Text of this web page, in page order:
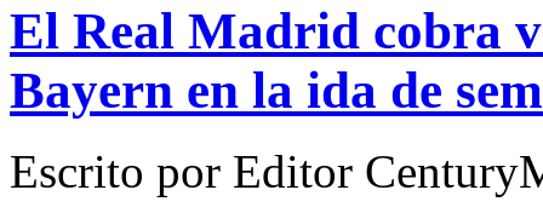
El Real Madrid cobra
Bayern en la ida de
Escrito por Editor